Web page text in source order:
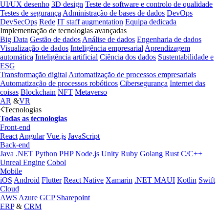
UI/UX desenho 3D design Teste de software e controlo de qualidade
Testes de segurança Administração de bases de dados DevOps
DevSecOps Rede IT staff augmentation Equipa dedicada
Implementação de tecnologias avançadas
Big Data Gestão de dados Análise de dados Engenharia de dados
Visualização de dados Inteligência empresarial Aprendizagem
automática Inteligência artificial Ciência dos dados Sustentabilidade e
ESG
Transformação digital Automatização de processos empresariais
Automatização de processos robóticos Cibersegurança Internet das
coisas Blockchain NFT Metaverso
AR &VR
Tecnologias
Todas as tecnologias
Front-end
React Angular Vue.js JavaScript
Back-end
Java .NET Python PHP Node.js Unity Ruby Golang Rust C/C++
Unreal Engine Cobol
Mobile
iOS Android Flutter React Native Xamarin .NET MAUI Kotlin Swift
Cloud
AWS Azure GCP Sharepoint
ERP& CRM